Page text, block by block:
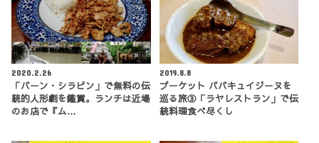
2020.2.26
「バーン・シラピン」で無料の伝
統的人形劇を鑑賞。ランチは近場
のお店で『ム…
2019.8.8
プーケット ババキュイジーヌを
巡る旅③「ラヤレストラン」で伝
統料理食べ尽くし